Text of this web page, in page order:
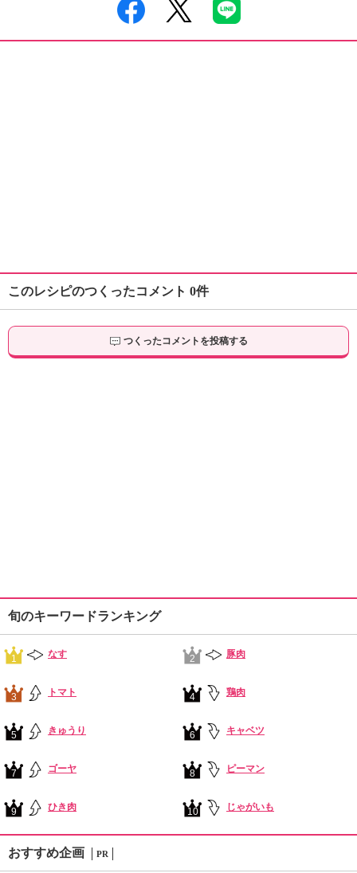
このレシピのつくったコメント 0件
つくったコメントを投稿する
旬のキーワードランキング
1 なす 2 豚肉
3 トマト 4 鶏肉
5 きゅうり 6 キャベツ
7 ゴーヤ 8 ピーマン
9 ひき肉 10 じゃがいも
おすすめ企画 PR